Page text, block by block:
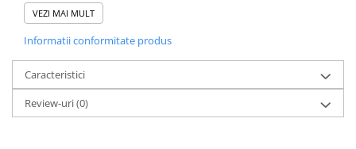
de crestere; a fost gandit pentru a-i proteja pe cei mici din
momentul tranzitiei de la scaunul auto pana cand copilul devine
adolescent
Atasare intuitiva a centurii
de siguranta
Design-ul intuitiv ii ajuta pe copil sa invete sa isi puna coredct
centura, fara asistenta adultului. St cu totii stim cat de
VEZI MAI MULT
Informatii conformitate produs
Caracteristici
Review-uri(0)